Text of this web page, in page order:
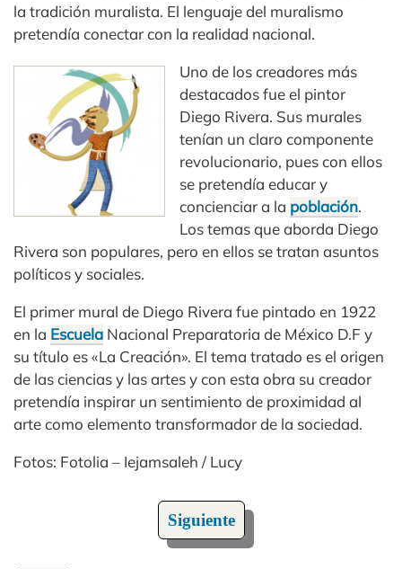
la tradición muralista. El lenguaje del muralismo
pretendía conectar con la realidad nacional.
Uno de los creadores más
destacados fue el pintor
Diego Rivera. Sus murales
tenían un claro componente
revolucionario, pues con ellos
se pretendía educar y
concienciar a la población.
Los temas que aborda Diego
Rivera son populares, pero en ellos se tratan asuntos
políticos y sociales.
El primer mural de Diego Rivera fue pintado en 1922
en la Escuela Nacional Preparatoria de México D.F y
su título es «La Creación». El tema tratado es el origen
de las ciencias y las artes y con esta obra su creador
pretendía inspirar un sentimiento de proximidad al
arte como elemento transformador de la sociedad.
Fotos: Fotolia – Iejamsaleh / Lucy
Siguiente